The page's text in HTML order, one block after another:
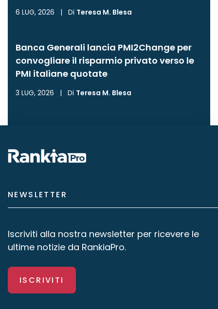
6 LUG, 2026 | Di Teresa M. Blesa
Banca Generali lancia PMI2Change per
convogliare il risparmio privato verso le
PMI italiane quotate
3 LUG, 2026 | Di Teresa M. Blesa
NEWSLETTER
Iscriviti alla nostra newsletter per ricevere le
ultime notizie da RankiaPro.
ISCRIVITI